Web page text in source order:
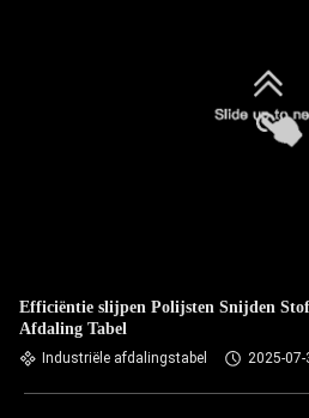
Efficiëntie slijpen Polijsten Snijden
Afdaling Tabel
Industriële afdalingstabel 2025-07-